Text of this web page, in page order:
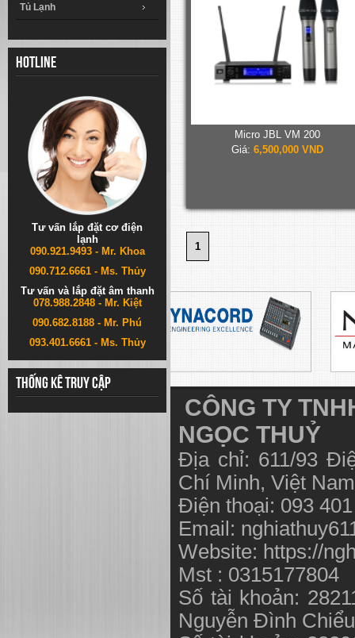
Tủ Lạnh
Hotline
Tư vấn lắp đặt cơ điện
lạnh
090.921.9493 - Mr. Khoa
090.712.6661 - Ms. Thủy
Tư vấn và lắp đặt âm thanh
078.988.2848 - Mr. Kiệt
090.682.8188 - Mr. Phú
093.401.6661 - Ms. Thủy
Thống kê truy cập
Micro JBL VM 200
Giá: 6,500,000 VND
1
CÔNG TY
NGỌC THUỶ
Địa chỉ: 611/93
Chí Minh, Việt
Điện thoại: 093
Email:
Website: https://
Mst : 0315177804
Số tài khoản:
Nguyễn Đình